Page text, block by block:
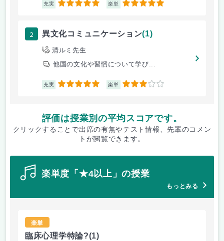
充実 5 楽単 5
2 異文化コミュニケーション(1)
清ルミ先生
他国の文化や習慣について学び...
充実 5 楽単 3
評価は授業別の平均スコアです。
クリックすることで出席の有無やテスト情報、先輩のコメン
トが閲覧できます。
楽単度「★4以上」の授業
もっとみる
楽単
臨床心理学特論?(1)